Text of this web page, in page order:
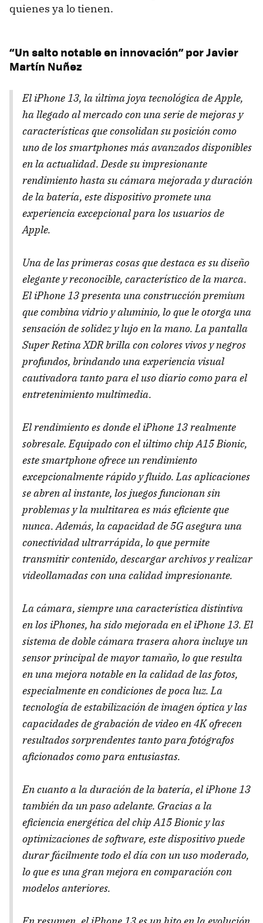
quienes ya lo tienen.
“Un salto notable en innovación” por Javier
Martín Nuñez
El iPhone 13, la última joya tecnológica de Apple,
ha llegado al mercado con una serie de mejoras y
características que consolidan su posición como
uno de los smartphones más avanzados disponibles
en la actualidad. Desde su impresionante
rendimiento hasta su cámara mejorada y duración
de la batería, este dispositivo promete una
experiencia excepcional para los usuarios de
Apple.
Una de las primeras cosas que destaca es su diseño
elegante y reconocible, característico de la marca.
El iPhone 13 presenta una construcción premium
que combina vidrio y aluminio, lo que le otorga una
sensación de solidez y lujo en la mano. La pantalla
Super Retina XDR brilla con colores vivos y negros
profundos, brindando una experiencia visual
cautivadora tanto para el uso diario como para el
entretenimiento multimedia.
El rendimiento es donde el iPhone 13 realmente
sobresale. Equipado con el último chip A15 Bionic,
este smartphone ofrece un rendimiento
excepcionalmente rápido y fluido. Las aplicaciones
se abren al instante, los juegos funcionan sin
problemas y la multitarea es más eficiente que
nunca. Además, la capacidad de 5G asegura una
conectividad ultrarrápida, lo que permite
transmitir contenido, descargar archivos y realizar
videollamadas con una calidad impresionante.
La cámara, siempre una característica distintiva
en los iPhones, ha sido mejorada en el iPhone 13. El
sistema de doble cámara trasera ahora incluye un
sensor principal de mayor tamaño, lo que resulta
en una mejora notable en la calidad de las fotos,
especialmente en condiciones de poca luz. La
tecnología de estabilización de imagen óptica y las
capacidades de grabación de video en 4K ofrecen
resultados sorprendentes tanto para fotógrafos
aficionados como para entusiastas.
En cuanto a la duración de la batería, el iPhone 13
también da un paso adelante. Gracias a la
eficiencia energética del chip A15 Bionic y las
optimizaciones de software, este dispositivo puede
durar fácilmente todo el día con un uso moderado,
lo que es una gran mejora en comparación con
modelos anteriores.